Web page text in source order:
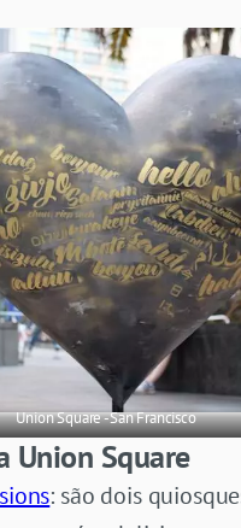
Union Square -San Francisco
Union Square
: são dois